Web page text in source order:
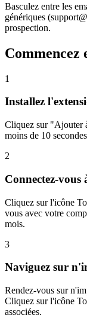
Basculez entre les
génériques
prospection.
Commencez
1
Installez
Cliquez sur "Ajouter
moins de 10
2
Connectez-vous
Cliquez sur l'icône
vous avec votre
mois.
3
Naviguez sur
Rendez-vous sur
Cliquez sur l'icône
associées.